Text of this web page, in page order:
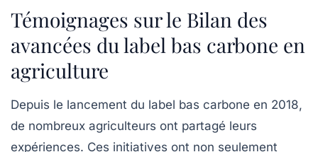
Témoignages sur le Bilan des
avancées du label bas carbone en
agriculture
Depuis le lancement du label bas carbone en 2018,
de nombreux agriculteurs ont partagé leurs
expériences. Ces initiatives ont non seulement